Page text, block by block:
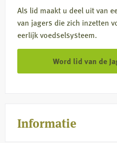
Informatie
Als lid maakt u deel uit van
van jagers die zich inzetten
eerlijk voedselsysteem.
Word lid van de